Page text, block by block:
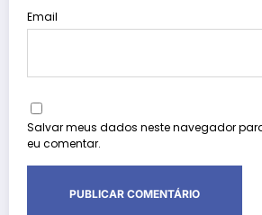
Email
Salvar meus dados neste navegador
eu comentar.